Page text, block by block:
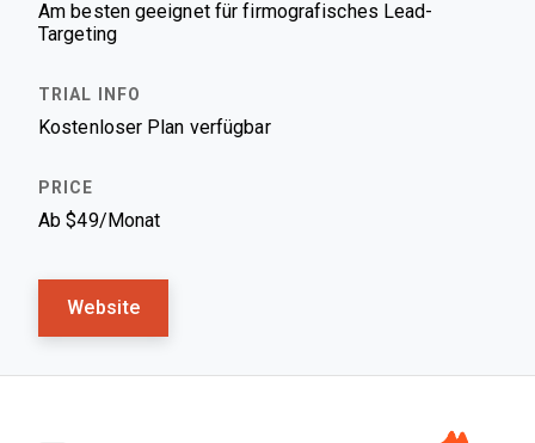
Am besten geeignet für firmografisches Lead-
Targeting
Kostenloser Plan verfügbar
Ab $49/Monat
Website